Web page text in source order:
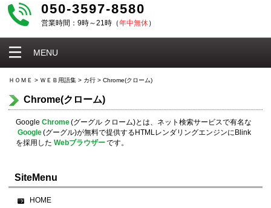
050-3597-8580
営業時間：9時～21時（年中無休）
MENU
ＨＯＭＥ > ＷＥＢ用語集 > カ行 > Chrome(クローム)
Chrome(クローム)
Google Chrome(グーグル クローム)とは、ネット検索サービスで有名な
Google(グーグル)が無料で提供するHTMLレンダリングエンジンにBlink
を採用した Webブラウザーです。
SiteMenu
HOME